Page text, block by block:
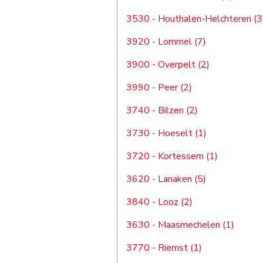
3530 - Houthalen-Helchteren
3920 - Lommel (7)
3900 - Overpelt (2)
3990 - Peer (2)
3740 - Bilzen (2)
3730 - Hoeselt (1)
3720 - Kortessem (1)
3620 - Lanaken (5)
3840 - Looz (2)
3630 - Maasmechelen (1)
3770 - Riemst (1)